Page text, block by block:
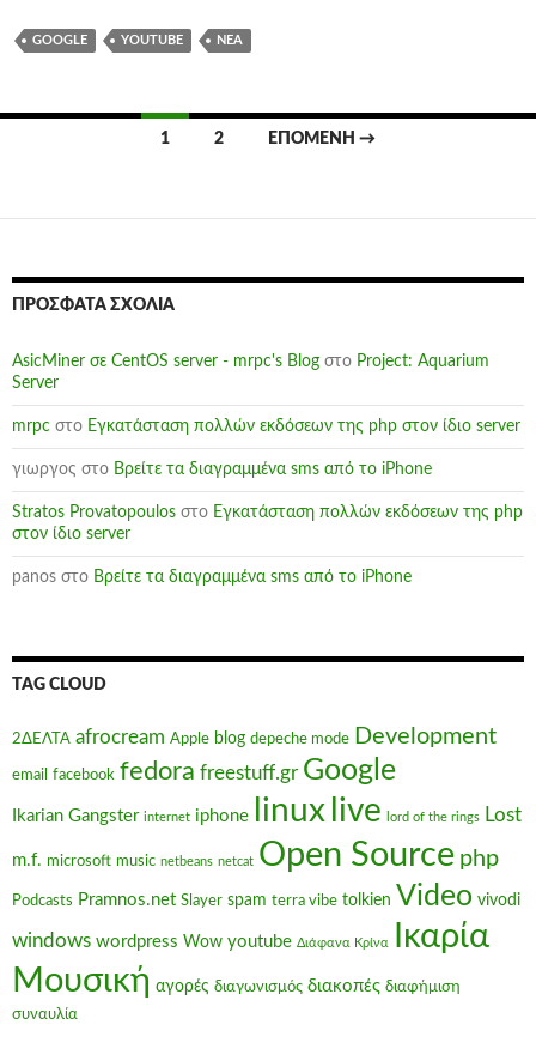
GOOGLE YOUTUBE ΝΈΑ
1 2 ΕΠΌΜΕΝΗ →
ΠΡΌΣΦΑΤΑ ΣΧΌΛΙΑ
AsicMiner σε CentOS server - mrpc's Blog στο Project: Aquarium
Server
mrpc στο Εγκατάσταση πολλών εκδόσεων της php στον ίδιο server
γιωργος στο Βρείτε τα διαγραμμένα sms από το iPhone
Stratos Provatopoulos στο Εγκατάσταση πολλών εκδόσεων της php
στον ίδιο server
panos στο Βρείτε τα διαγραμμένα sms από το iPhone
TAG CLOUD
2ΔΕΛΤΑ afrocream Apple blog depeche mode Development
email facebook fedora freestuff.gr Google
Ikarian Gangster internet iphone linux live lord of the rings Lost
m.f. microsoft music netbeans netcat Open Source php
Podcasts Pramnos.net Slayer spam terra vibe tolkien Video vivodi
windows wordpress Wow youtube Διάφανα Κρίνα Ικαρία
Μουσική αγορές διαγωνισμός διακοπές διαφήμιση
συναυλία